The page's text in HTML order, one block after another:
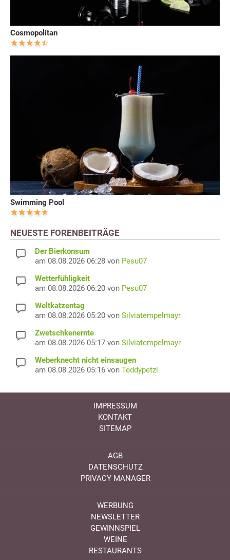
Cosmopolitan
Swimming Pool
NEUESTE FORENBEITRÄGE
Der Bierkonsum
am 08.08.2026 06:28 von Pesu07
Wetterfühligkeit
am 08.08.2026 06:20 von Pesu07
Weltkatzentag
am 08.08.2026 05:20 von Silviatempelmayr
Zwetschkenernte
am 08.08.2026 05:17 von Silviatempelmayr
Weberknecht nicht einsaugen
am 08.08.2026 05:16 von Teddypetzi
IMPRESSUM
KONTAKT
SITEMAP
AGB
DATENSCHUTZ
PRIVACY MANAGER
WERBUNG
NEWSLETTER
GEWINNSPIEL
WEINE
RESTAURANTS